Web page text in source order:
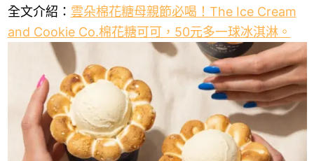
全文介紹： 雲朵棉花糖母親節必喝！The Ice Cream
and Cookie Co.棉花糖可可，50元多一球冰淇淋。